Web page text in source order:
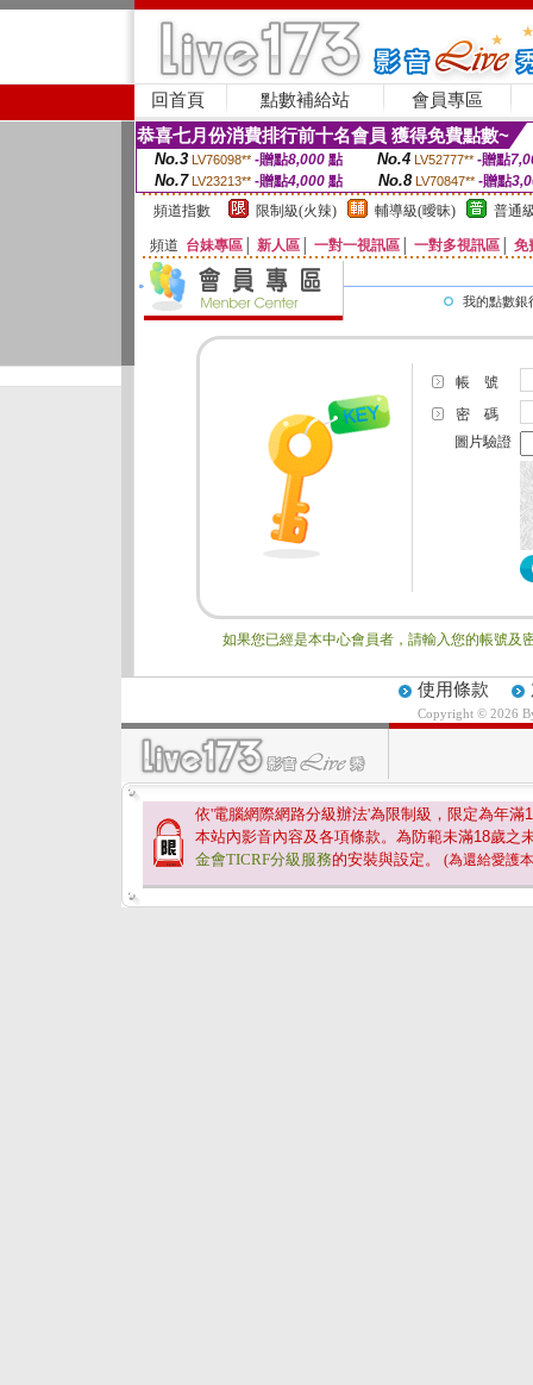
回首頁 點數補給站 會員專區
恭喜七月份消費排行前十名會員 獲得免費點數~
No.3 LV76098** -贈點8,000點 No.4 LV52777** -贈點
No.7 LV23213** -贈點4,000 點 No.8 LV70847** -贈點
頻道指數
限制級(火辣) 輔導級(曖昧) 普通
頻道 台妹專區 新人區 一對一視訊區 一對多視訊區 免
我的點數銀
帳 號
密 碼
圖片驗證
如果您已經是本中心會員者，請輸入您的帳號及
使用條款
Copyright © 2026
依'電腦網際網路分級辦法'為限制級，限定為年滿
本站內影音內容及各項條款。為防範未滿18歲之
金會TICRF分級服務的安裝與設定。 (為還給愛護